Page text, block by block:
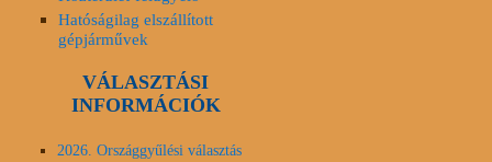
Hatóságilag elszállított
gépjárművek
VÁLASZTÁSI
INFORMÁCIÓK
2026. Országgyűlési választás